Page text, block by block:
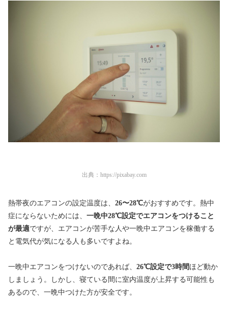
出典： https://pixabay.com
熱帯夜のエアコンの設定温度は、 26〜28℃がおすすめです。熱中
症にならないためには、 一晩中28℃設定でエアコンをつけること
が最適ですが、エアコンが苦手な人や一晩中エアコンを稼働する
と電気代が気になる人も多いですよね。
一晩中エアコンをつけないのであれば、 26℃設定で3時間ほど動か
しましょう。しかし、寝ている間に室内温度が上昇する可能性も
あるので、一晩中つけた方が安全です。